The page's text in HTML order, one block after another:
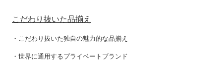
こだわり抜いた品揃え
・こだわり抜いた独自の魅力的な品揃え
・世界に通用するプライベートブランド